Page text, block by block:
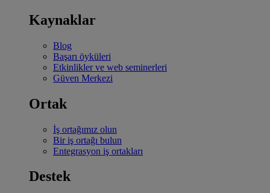
Kaynaklar
Blog
Başarı öyküleri
Etkinlikler ve web seminerleri
Güven Merkezi
Ortak
İş ortağımız olun
Bir iş ortağı bulun
Entegrasyon iş ortakları
Destek